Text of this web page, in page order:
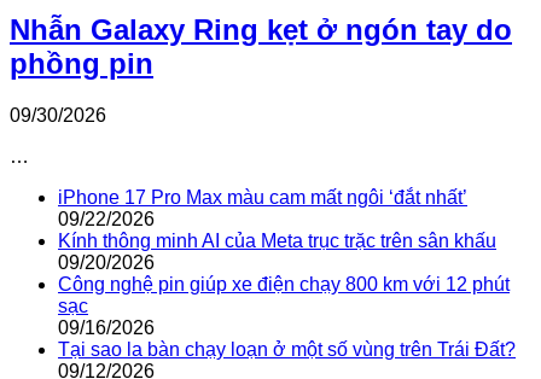
Nhẫn Galaxy Ring kẹt ở ngón tay do
phồng pin
09/30/2026
…
iPhone 17 Pro Max màu cam mất ngôi ‘đắt nhất’
09/22/2026
Kính thông minh AI của Meta trục trặc trên sân khấu
09/20/2026
Công nghệ pin giúp xe điện chạy 800 km với 12 phút
sạc
09/16/2026
Tại sao la bàn chạy loạn ở một số vùng trên Trái Đất?
09/12/2026